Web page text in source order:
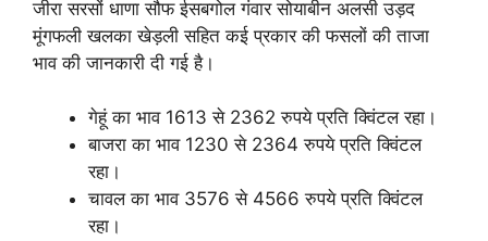
जीरा सरसों धाणा सौफ ईसबगोल गंवार सोयाबीन अलसी उड़द
मूंगफली खलका खेड़ली सहित कई प्रकार की फसलों की ताजा
भाव की जानकारी दी गई है।
गेहूं का भाव 1613 से 2362 रुपये प्रति क्विंटल रहा।
बाजरा का भाव 1230 से 2364 रुपये प्रति क्विंटल
रहा।
चावल का भाव 3576 से 4566 रुपये प्रति क्विंटल
रहा।